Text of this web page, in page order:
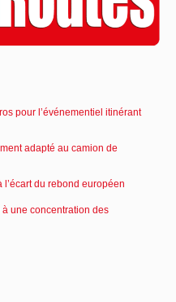
pour l’événementiel itinérant
adapté au camion de
du rebond européen
une concentration des